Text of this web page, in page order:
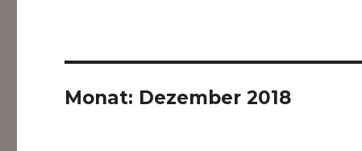
Monat: Dezember 2018